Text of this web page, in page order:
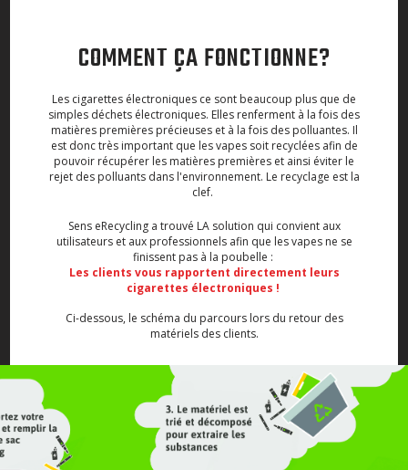
COMMENT ÇA FONCTIONNE?
Les cigarettes électroniques ce sont beaucoup plus que de
simples déchets électroniques. Elles renferment à la fois des
matières premières précieuses et à la fois des polluantes. Il
est donc très important que les vapes soit recyclées afin de
pouvoir récupérer les matières premières et ainsi éviter le
rejet des polluants dans l'environnement. Le recyclage est la
clef.
Sens eRecycling a trouvé LA solution qui convient aux
utilisateurs et aux professionnels afin que les vapes ne se
finissent pas à la poubelle :
Les clients vous rapportent directement leurs
cigarettes électroniques !
Ci-dessous, le schéma du parcours lors du retour des
matériels des clients.